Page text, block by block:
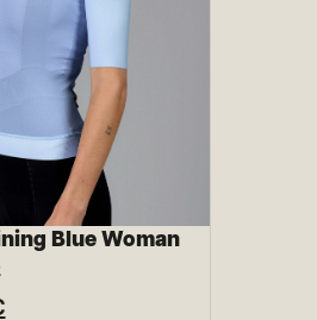
Blue Woman